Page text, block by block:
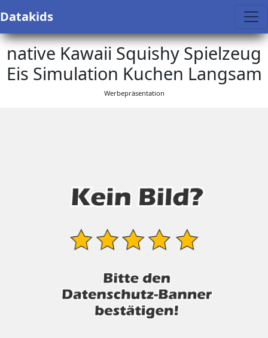
Datakids
native Kawaii Squishy Spielzeug
Eis Simulation Kuchen Langsam
Werbepräsentation